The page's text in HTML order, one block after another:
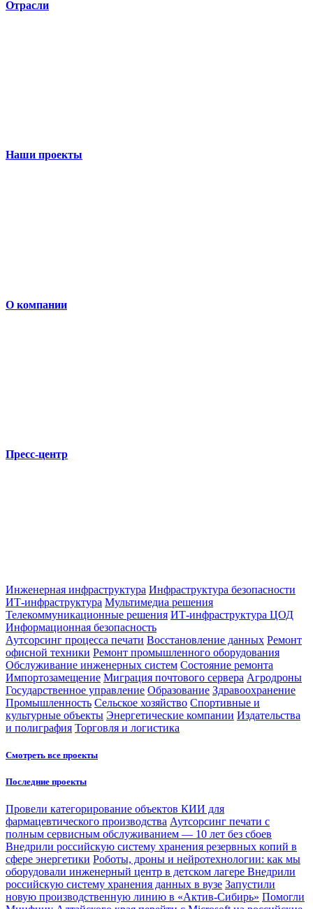
Отрасли
Наши проекты
О компании
Пресс-центр
Инженерная инфраструктура Инфраструктура безопасности
ИТ-инфраструктура Мультимедиа решения
Телекоммуникационные решения ИТ-инфраструктура ЦОД
Информационная безопасность
Аутсорсинг процесса печати Восстановление данных Ремонт
офисной техники Ремонт промышленного оборудования
Обслуживание инженерных систем Состояние ремонта
Импортозамещение Миграция почтового сервера Агродроны
Государственное управление Образование Здравоохранение
Промышленность Сельское хозяйство Спортивные и
культурные объекты Энергетические компании Издательства
и полиграфия Торговля и логистика
Смотреть все проекты
Последние проекты
Провели категорирование объектов КИИ для
фармацевтического производства Аутсорсинг печати с
полным сервисным обслуживанием — 10 лет без сбоев
Внедрили российскую систему хранения резервных копий в
сфере энергетики Роботы, дроны и нейротехнологии: как мы
оборудовали инженерный центр в детском лагере Внедрили
российскую систему хранения данных в вузе Запустили
новую производственную линию в «Актив-Сибирь» Помогли